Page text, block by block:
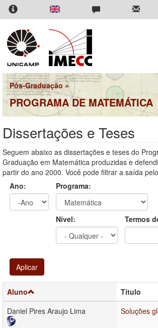
Pular
para
conteúdo
principal
Pós-Graduação »
PROGRAMA DE MATEMÁTICA
Dissertações e Teses
Seguem abaixo as dissertações e teses do
Graduação em Matemática produzidas e
partir do ano 2000. Você pode filtrar a saída
Ano:
Programa:
Nível: Termos
Aplicar
Aluno
Título
Daniel Pires Araujo Lima
Soluções